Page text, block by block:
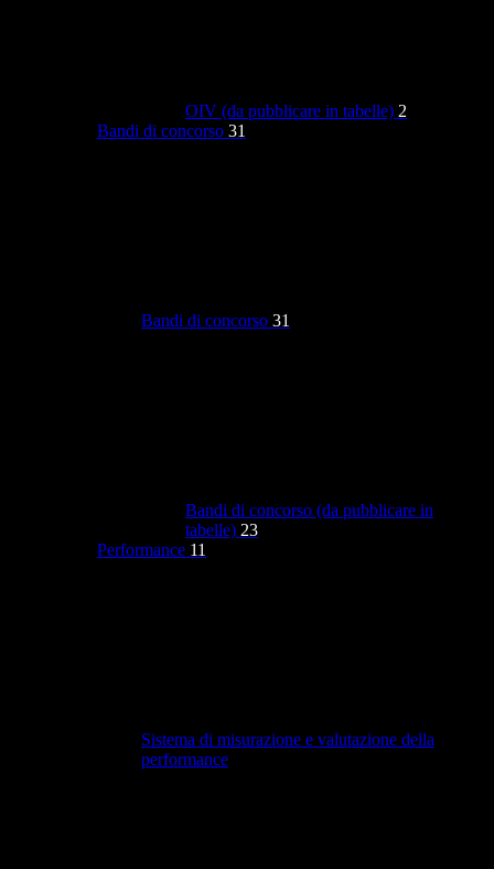
OIV (da pubblicare in tabelle) 2
Bandi di concorso 31
Bandi di concorso 31
Bandi di concorso (da pubblicare in
tabelle) 23
Performance 11
Sistema di misurazione e valutazione della
performance